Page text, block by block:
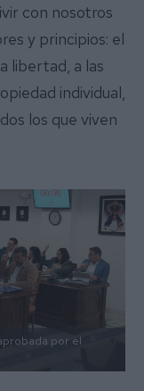
con nosotros
y principios: el
libertad, a las
individual,
los que viven
por el